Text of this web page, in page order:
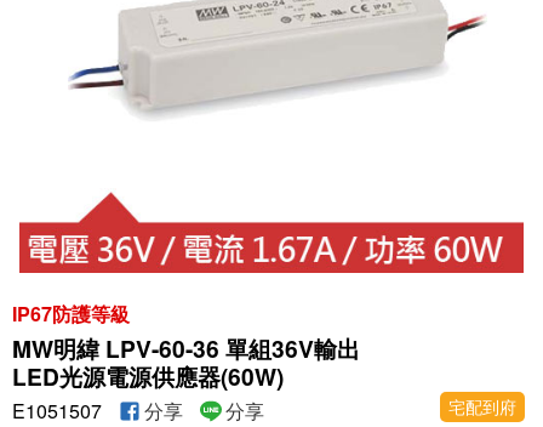
IP67防護等級
MW明緯 LPV-60-36 單組36V輸出
LED光源電源供應器(60W)
宅配到府
E1051507 分享 分享